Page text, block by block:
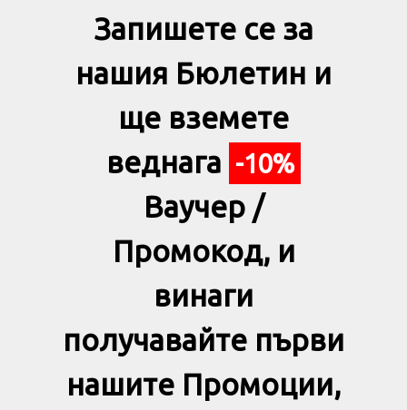
Запишете се за
нашия Бюлетин и
ще вземете
веднага -10%
Ваучер /
Промокод, и
винаги
получавайте първи
нашите Промоции,